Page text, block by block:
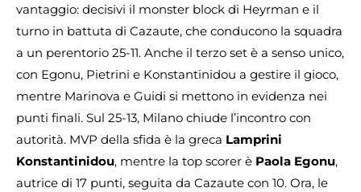
vantaggio: decisivi il monster block di Heyrman e il
turno in battuta di Cazaute, che conducono la squadra
a un perentorio 25-11. Anche il terzo set è a senso unico,
con Egonu, Pietrini e Konstantinidou a gestire il gioco,
mentre Marinova e Guidi si mettono in evidenza nei
punti finali. Sul 25-13, Milano chiude l’incontro con
autorità. MVP della sfida è la greca Lamprini
Konstantinidou, mentre la top scorer è Paola Egonu,
autrice di 17 punti, seguita da Cazaute con 10. Ora, le